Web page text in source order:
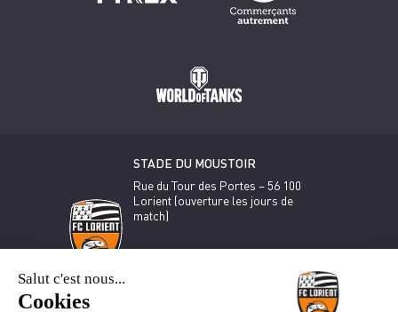
STADE DU MOUSTOIR
Rue du Tour des Portes – 56 100
Lorient (ouverture les jours de
match)
35 rue du Port – 56 100 Lorient (du
mardi au samedi de 10h-12h et 14h-